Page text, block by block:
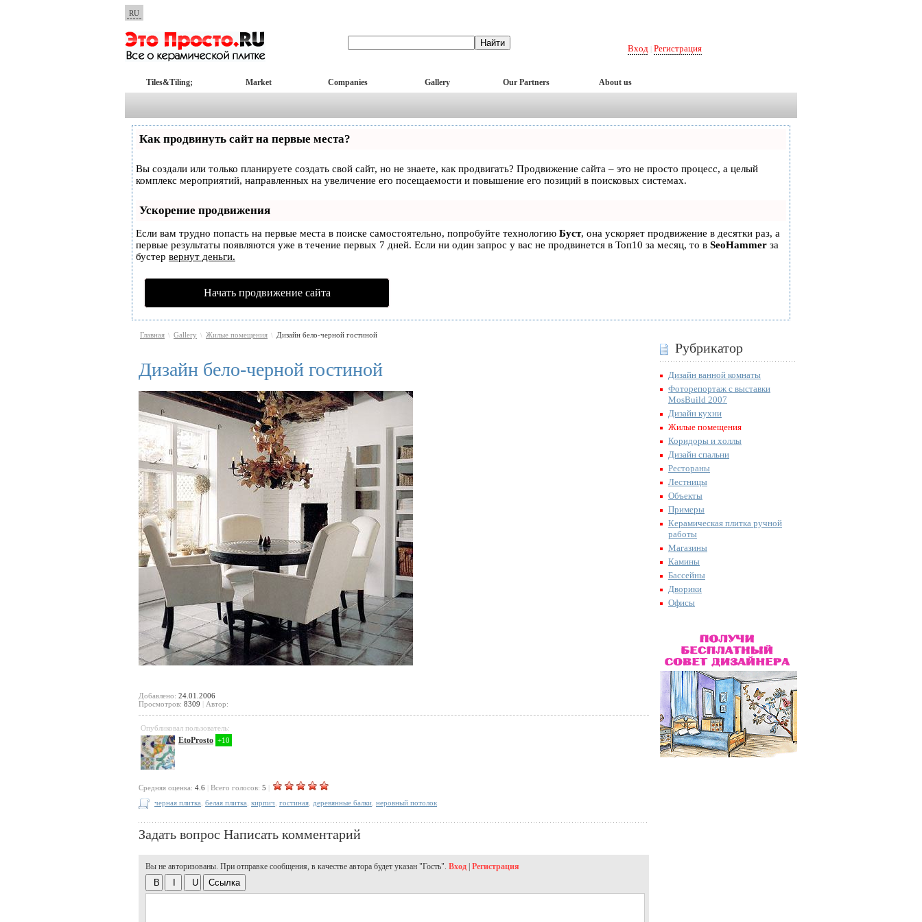
RU
Вход Регистрация
Tiles&Tiling; Market Companies Gallery Our Partners About us
Как продвинуть сайт на первые места?
Вы создали или только планируете создать свой сайт, но не знаете, как продвигать? Продвижение сайта – это не просто процесс, а целый
комплекс мероприятий, направленных на увеличение его посещаемости и повышение его позиций в поисковых системах.
Ускорение продвижения
Если вам трудно попасть на первые места в поиске самостоятельно, попробуйте технологию Буст, она ускоряет продвижение в десятки раз, а
первые результаты появляются уже в течение первых 7 дней. Если ни один запрос у вас не продвинется в Топ10 за месяц, то в SeoHammer за
бустер вернут деньги.
Начать продвижение сайта
Главная \ Gallery \ Жилые помещения \ Дизайн бело-черной гостиной
Дизайн бело-черной гостиной
Добавлено: 24.01.2006
Просмотров: 8309 Автор:
Опубликовал пользователь:
EtoProsto +10
Cредняя оценка: 4.6 Всего голосов: 5
черная плитка белая плитка кирпич гостиная деревянные балки неровный потолок
Задать вопрос Написать комментарий
Вы не авторизованы. При отправке сообщения, в качестве автора будет указан "Гость". Вход | Регистрация
Рубрикатор
Дизайн ванной комнаты
Фоторепортаж с выставки
MosBuild 2007
Дизайн кухни
Жилые помещения
Коридоры и холлы
Дизайн спальни
Рестораны
Лестницы
Объекты
Примеры
Керамическая плитка ручной
работы
Магазины
Камины
Бассейны
Дворики
Офисы